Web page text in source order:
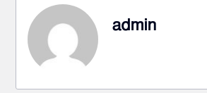
admin